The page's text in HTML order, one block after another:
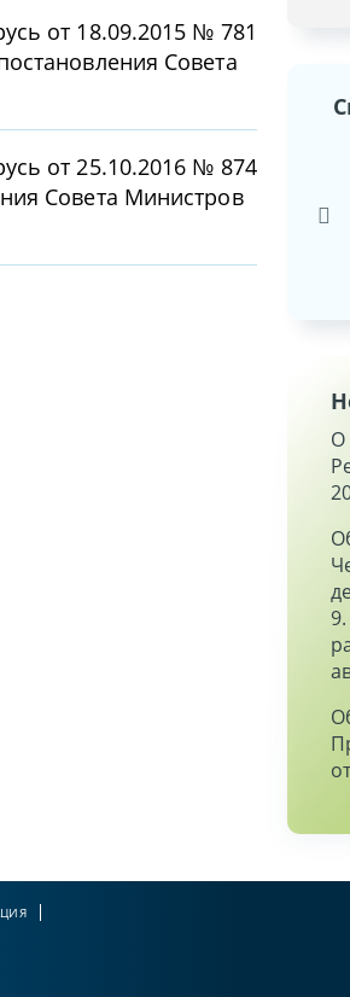
от 18.09.2015 № 781
Совета
от 25.10.2016 № 874
Совета Министров
Базовая арендная величина
20,03руб.
О